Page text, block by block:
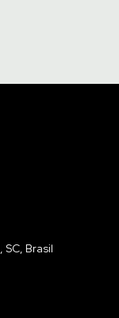
SC Brasil